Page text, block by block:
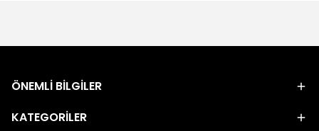
ÖNEMLİ BİLGİLER
KATEGORİLER